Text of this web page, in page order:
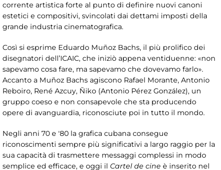
corrente artistica forte al punto di definire nuovi canoni
estetici e compositivi, svincolati dai dettami imposti della
grande industria cinematografica.
Così si esprime Eduardo Muñoz Bachs, il più prolifico dei
disegnatori dell’ICAIC, che iniziò appena ventiduenne: «non
sapevamo cosa fare, ma sapevamo che dovevamo farlo».
Accanto a Muñoz Bachs agiscono Rafael Morante, Antonio
Reboiro, René Azcuy, Ñiko (Antonio Pérez González), un
gruppo coeso e non consapevole che sta producendo
opere di avanguardia, riconosciute poi in tutto il mondo.
Negli anni 70 e '80 la grafica cubana consegue
riconoscimenti sempre più significativi a largo raggio per la
sua capacità di trasmettere messaggi complessi in modo
semplice ed efficace, e oggi il Cartel de cine è inserito nel